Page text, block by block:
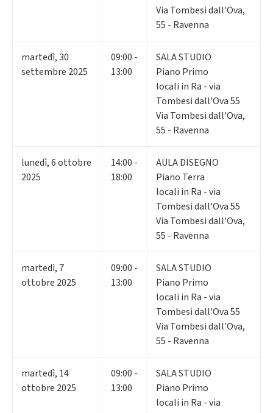
Via Tombesi dall'Ova,
55 - Ravenna
martedì,30
settembre 2025
09:00 -
13:00
SALA STUDIO
Piano Primo
locali in Ra - via
Tombesi dall'Ova 55
Via Tombesi dall'Ova,
55 - Ravenna
lunedì,6ottobre
2025
14:00 -
18:00
AULA DISEGNO
Piano Terra
locali in Ra - via
Tombesi dall'Ova 55
Via Tombesi dall'Ova,
55 - Ravenna
martedì, 7
ottobre 2025
09:00 -
13:00
SALA STUDIO
Piano Primo
locali in Ra - via
Tombesi dall'Ova 55
Via Tombesi dall'Ova,
55 - Ravenna
martedì, 14
ottobre 2025
09:00 -
13:00
SALA STUDIO
Piano Primo
locali in Ra - via